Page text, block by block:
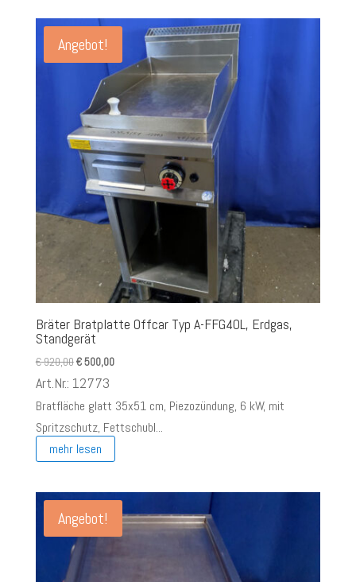
Angebot!
Bräter Bratplatte Offcar Typ A-FFG40L, Erdgas,
Standgerät
€920,00Ursprünglicher
Preis
€ 920,00
€500,00Aktueller
Art.Nr.: 12773
Bratfläche glatt 35x51 cm, Piezozündung, 6 kW, mit
Spritzschutz, Fettschubl...
mehr lesen
Angebot!